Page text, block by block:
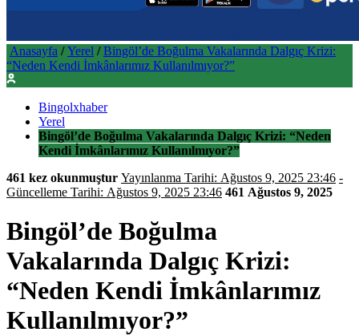
Anasayfa / Yerel / Bingöl’de Boğulma Vakalarında Dalgıç Krizi:
“Neden Kendi İmkânlarımız Kullanılmıyor?”
Bingolxhaber
Yerel
Bingöl’de Boğulma Vakalarında Dalgıç Krizi: “Neden
Kendi İmkânlarımız Kullanılmıyor?”
461 kez okunmuştur
Yayınlanma Tarihi: Ağustos 9, 2025 23:46 -
Güncelleme Tarihi: Ağustos 9, 2025 23:46 461 Ağustos 9, 2025
Bingöl’de Boğulma
Vakalarında Dalgıç Krizi:
“Neden Kendi İmkânlarımız
Kullanılmıyor?”